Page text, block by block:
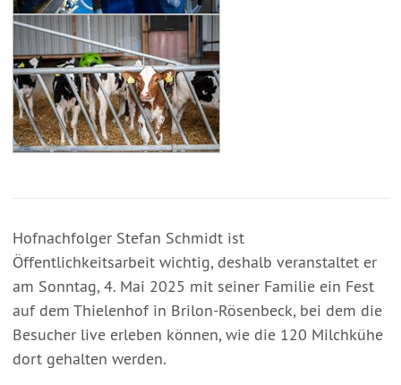
Hofnachfolger Stefan Schmidt ist
Öffentlichkeitsarbeit wichtig, deshalb veranstaltet er
am Sonntag, 4. Mai 2025 mit seiner Familie ein Fest
auf dem Thielenhof in Brilon-Rösenbeck, bei dem die
Besucher live erleben können, wie die 120 Milchkühe
dort gehalten werden.